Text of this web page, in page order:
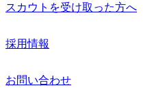
スカウトを受け取った方へ
採用情報
お問い合わせ